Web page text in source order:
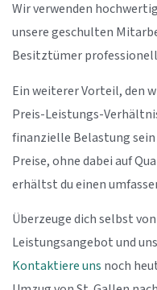
Wir verwenden
unsere geschulten
Besitztümer
Ein weiterer Vorteil, den
Preis-Leistungs-
finanzielle Belastung
Preise, ohne dabei auf
erhältst du einen
Überzeuge dich selbst
Leistungsangebot und
Kontaktiere uns noch